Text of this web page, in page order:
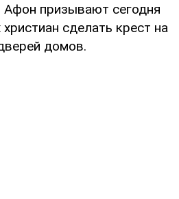
призывают сегодня
сделать крест на
домов.